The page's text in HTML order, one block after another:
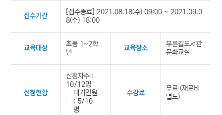
접수기간
[접수종료] 2021.08.18(수) 09:00 ~ 2021.09.0
8(수) 18:00
교육대상
초등 1~2학
년
교육장소
푸른길도서관
문화교실
신청현황
신청자수 :
10/12명
대기인원
: 5/10
명
수강료
무료 (재료비
별도)